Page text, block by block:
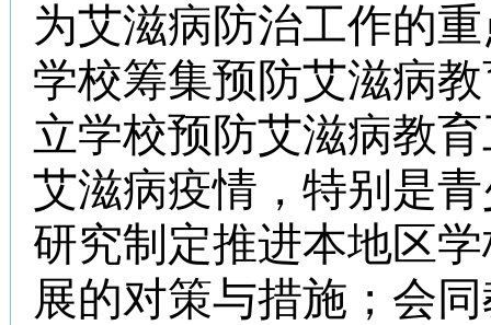
为艾滋病防治工作的
学校筹集预防艾滋病
立学校预防艾滋病教
艾滋病疫情，特别是
研究制定推进本地区
展的对策与措施；会